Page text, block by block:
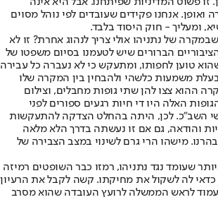
ואופן. אנחנו פקידים שעובדים לפי נוהל מסוים
ומעליך - חוק היסוד בלבד.
של נתניהו אולי צריך לנהוג אחרת? זו לא
הברורים שיש לטעמנו בסיום משפטו של
טוען לחפותו, ומתעקש כי לא נעברה כל עבירה
משמעות כלשהי ולהבחין בין המקרה שלו
של קו 300. במקרה ההוא צצו להן שתי גופות מחבלים, וצילום
האלה היו די חיות רגעים ספורים לפני
השב"כ. לכן, היתה בהחלט הצדקה להתעקשות
והודאה, גם אם זו נעשתה בדרך הלא מלאה
מישהו הרי גרם לשינוי במצב הצבירה של
שעומד נגד נתניהו, רמזו כבר השופטים רמיזה
כדאי לה לשקול את מחיקתו. קשה לקבל את הרעיון
לראש הממשלה לרועץ העובדה שהוא מסרב